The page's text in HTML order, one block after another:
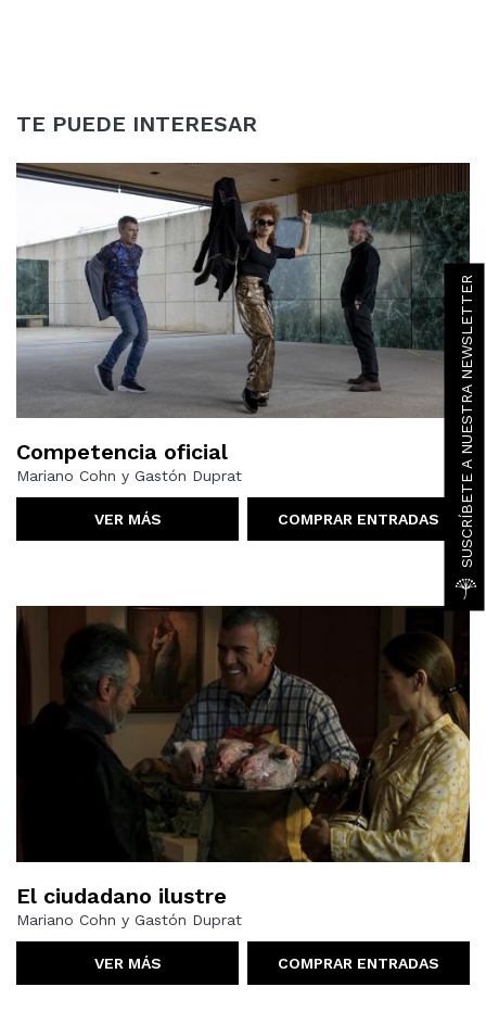
SUSCRÍBETE A NUESTRA NEWSLETTER
TE PUEDE INTERESAR
Competencia oficial
Mariano Cohn y Gastón Duprat
VER MÁS COMPRAR ENTRADAS
El ciudadano ilustre
Mariano Cohn y Gastón Duprat
VER MÁS COMPRAR ENTRADAS